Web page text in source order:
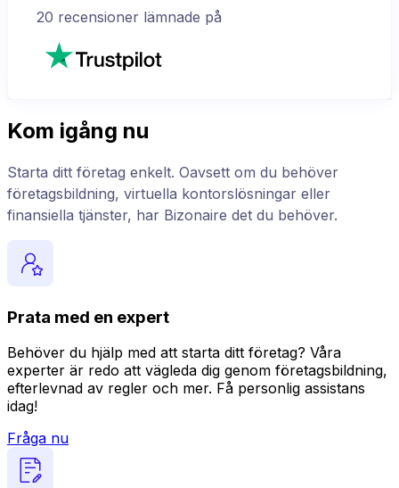
20 recensioner lämnade på
Kom igång nu
Starta ditt företag enkelt. Oavsett om du behöver
företagsbildning, virtuella kontorslösningar eller
finansiella tjänster, har Bizonaire det du behöver.
Prata med en expert
Behöver du hjälp med att starta ditt företag? Våra
experter är redo att vägleda dig genom företagsbildning,
efterlevnad av regler och mer. Få personlig assistans
idag!
Fråga nu